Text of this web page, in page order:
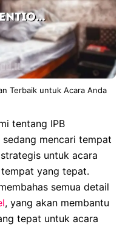
Terbaik untuk Acara Anda
tentang IPB
sedang mencari tempat
untuk acara
yang tepat.
semua detail
, yang akan membantu
tepat untuk acara